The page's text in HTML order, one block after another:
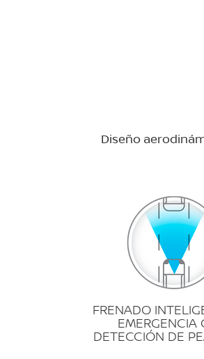
Diseño
FRENADO
EMERGENCIA
DETECCIÓN DE